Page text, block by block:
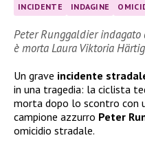
INCIDENTE INDAGINE
Peter Runggaldier
è morta Laura Viktoria
Un grave incidente
in una tragedia: la ciclista
morta dopo lo scontro con
campione azzurro Peter
omicidio stradale.